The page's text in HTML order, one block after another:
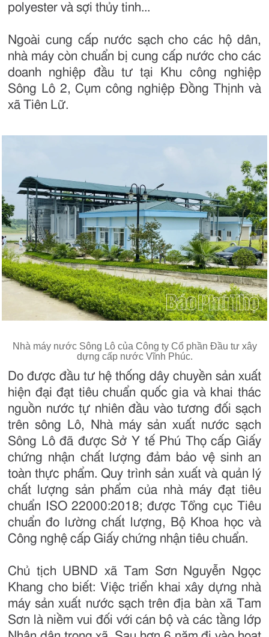
polyester và sợi thủy tinh...
Ngoài cung cấp nước sạch cho các hộ dân,
nhà máy còn chuẩn bị cung cấp nước cho các
doanh nghiệp đầu tư tại Khu công nghiệp
Sông Lô 2, Cụm công nghiệp Đồng Thịnh và
xã Tiên Lữ.
Nhà máy nước Sông Lô của Công ty Cổ phần Đầu tư xây
dựng cấp nước Vĩnh Phúc.
Do được đầu tư hệ thống dây chuyền sản xuất
hiện đại đạt tiêu chuẩn quốc gia và khai thác
nguồn nước tự nhiên đầu vào tương đối sạch
trên sông Lô, Nhà máy sản xuất nước sạch
Sông Lô đã được Sở Y tế Phú Thọ cấp Giấy
chứng nhận chất lượng đảm bảo vệ sinh an
toàn thực phẩm. Quy trình sản xuất và quản lý
chất lượng sản phẩm của nhà máy đạt tiêu
chuẩn ISO 22000:2018; được Tổng cục Tiêu
chuẩn đo lường chất lượng, Bộ Khoa học và
Công nghệ cấp Giấy chứng nhận tiêu chuẩn.
Chủ tịch UBND xã Tam Sơn Nguyễn Ngọc
Khang cho biết: Việc triển khai xây dựng nhà
máy sản xuất nước sạch trên địa bàn xã Tam
Sơn là niềm vui đối với cán bộ và các tầng lớp